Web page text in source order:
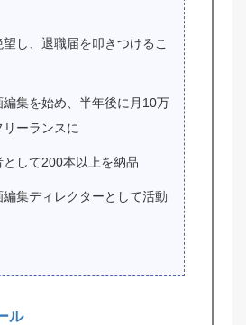
し、退職届を叩きつけるこ
編集を始め、半年後に月10万
ーランスに
して200本以上を納品
集ディレクターとして活動
ル